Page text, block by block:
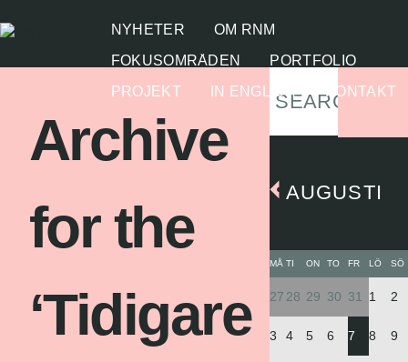
NYHETER
OM RNM
FOKUSOMRÅDEN
PORTFOLIO
PROJEKT
IN ENGLISH KONTAKT